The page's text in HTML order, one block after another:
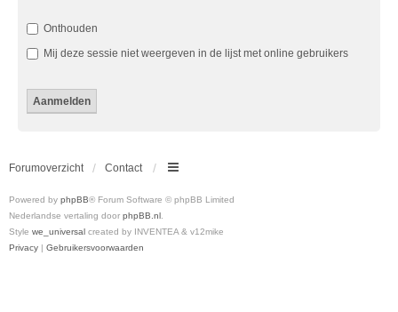
Onthouden
Mij deze sessie niet weergeven in de lijst met online gebruikers
Forumoverzicht Contact
Powered by phpBB® Forum Software © phpBB Limited
Nederlandse vertaling door phpBB.nl.
Style we_universal created by INVENTEA & v12mike
Privacy | Gebruikersvoorwaarden